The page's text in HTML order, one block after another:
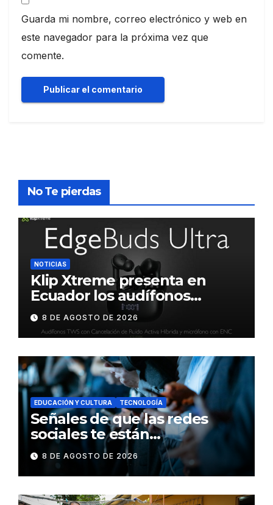
Guarda mi nombre, correo electrónico y web en
este navegador para la próxima vez que
comente.
No Te pierdas
NOTICIAS
Klip Xtreme presenta en
Ecuador los audífonos
DynaBuds con sonido
inteligente y control táctil
8 DE AGOSTO DE 2026
EDUCACIÓN Y CULTURA TECNOLOGÍA
Señales de que las redes
sociales te están
consumiendo
8 DE AGOSTO DE 2026